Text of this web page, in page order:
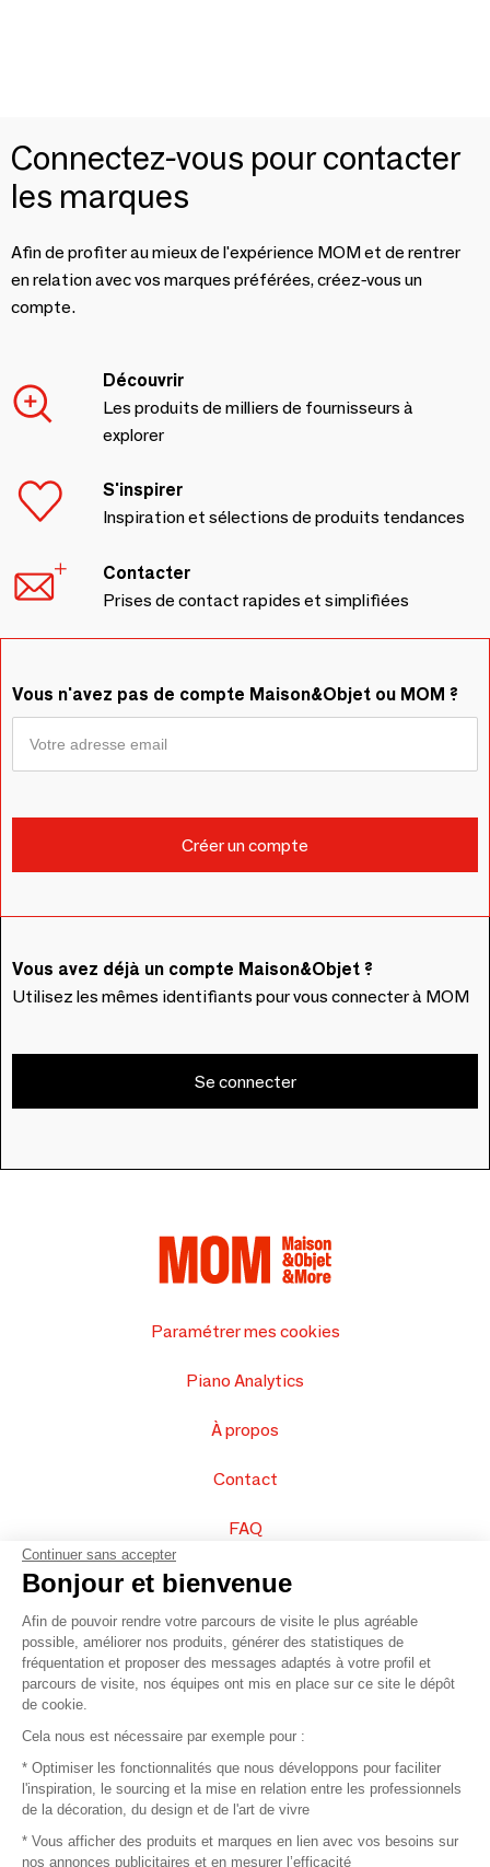
Connectez-vous pour contacter
les marques
Afin de profiter au mieux de l'expérience MOM et de rentrer
en relation avec vos marques préférées, créez-vous un
compte.
Découvrir
Les produits de milliers de fournisseurs à
explorer
S'inspirer
Inspiration et sélections de produits tendances
Contacter
Prises de contact rapides et simplifiées
Vous n'avez pas de compte Maison&Objet ou MOM ?
Vous avez déjà un compte Maison&Objet ?
Utilisez les mêmes identifiants pour vous connecter à MOM
Se connecter
Paramétrer mes cookies
Piano Analytics
À propos
Contact
FAQ
Vendez vos produits
Plan du site
© 2016 –Organisation SAFI
Recrutement
Continuer sans accepter
Bonjour et bienvenue
Afin de pouvoir rendre votre parcours de visite le plus agréable
possible, améliorer nos produits, générer des statistiques de
fréquentation et proposer des messages adaptés à votre profil et
parcours de visite, nos équipes ont mis en place sur ce site le dépôt
de cookie.
Cela nous est nécessaire par exemple pour :
* Optimiser les fonctionnalités que nous développons pour faciliter
l'inspiration, le sourcing et la mise en relation entre les professionnels
de la décoration, du design et de l'art de vivre
* Vous afficher des produits et marques en lien avec vos besoins sur
nos annonces publicitaires et en mesurer l’efficacité